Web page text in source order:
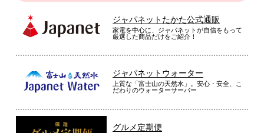
ジャパネットたかた公式通販
家電を中心に、ジャパネットが自信をもって
厳選した商品だけをご紹介！
ジャパネットウォーター
上質な「富士山の天然水」。安心・安全、こ
だわりのウォーターサーバー
グルメ定期便